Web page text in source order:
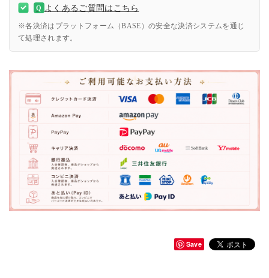
Q よくあるご質問はこちら
※各決済はプラットフォーム（BASE）の安全な決済システムを通じ
て処理されます。
Save